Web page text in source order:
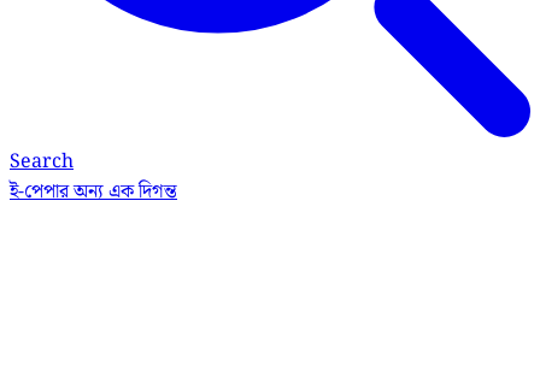
Search
ই-পেপারঅন্য এক দিগন্ত